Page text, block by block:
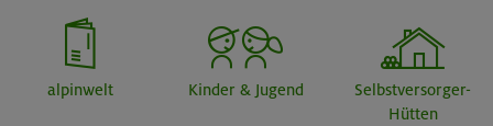
alpinwelt Kinder & Jugend
Selbstversorger-
Hütten